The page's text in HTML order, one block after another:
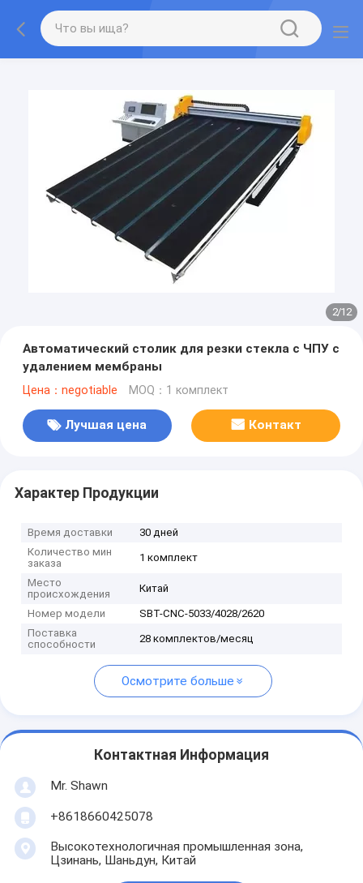
2/12
Автоматический столик для резки стекла с ЧПУ с
удалением мембраны
Цена：negotiable MOQ：1 комплект
Лучшая цена Контакт
Характер Продукции
Время доставки
30 дней
Количество мин
заказа
1 комплект
Место
происхождения
Китай
Номер модели
SBT-CNC-5033/4028/2620
Поставка
способности
28 комплектов/месяц
Осмотрите больше
Контактная Информация
Mr. Shawn
+8618660425078
Высокотехнологичная промышленная зона,
Цзинань, Шаньдун, Китай